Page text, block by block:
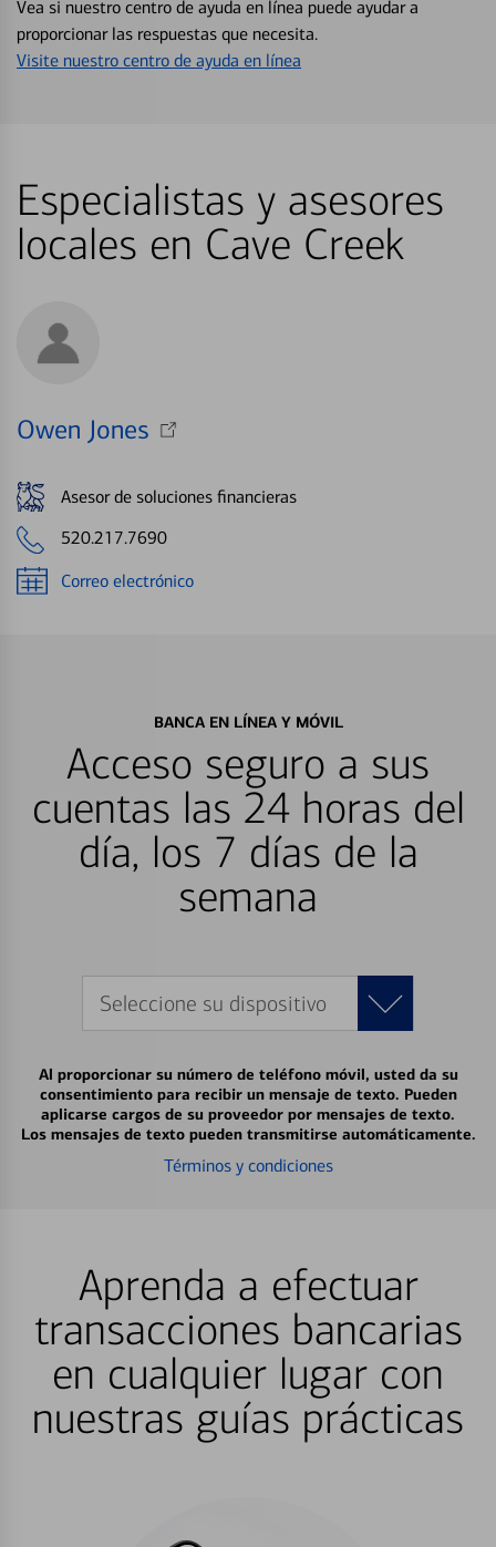
Vea si nuestro centro de ayuda en línea puede ayudar a
proporcionar las respuestas que necesita.
Visite nuestro centro de ayuda en línea
Especialistas y asesores
locales en Cave Creek
Owen Jones
Asesor de soluciones financieras
520.217.7690
Correo electrónico
BANCA EN LÍNEA Y MÓVIL
Acceso seguro a sus
cuentas las 24 horas del
día, los 7 días de la
semana
Seleccione su dispositivo
Al proporcionar su número de teléfono móvil, usted da su
consentimiento para recibir un mensaje de texto. Pueden
aplicarse cargos de su proveedor por mensajes de texto.
Los mensajes de texto pueden transmitirse automáticamente.
Términos y condiciones
Aprenda a efectuar
transacciones bancarias
en cualquier lugar con
nuestras guías prácticas